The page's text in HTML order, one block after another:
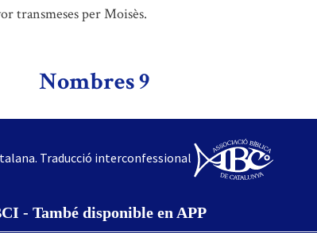
transmeses per Moisès.
Nombres 9
Traducció interconfessional
- També disponible en APP